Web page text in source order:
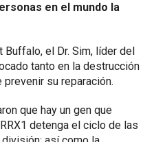
en el mundo la
el Dr. Sim, líder del
tanto en la destrucción
su reparación.
que hay un gen que
detenga el ciclo de las